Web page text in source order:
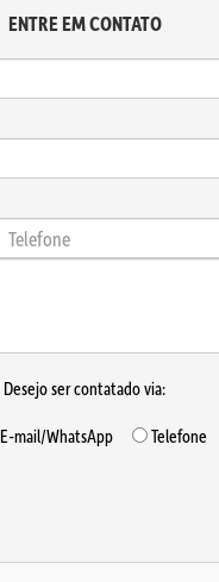
ENTRE EM CONTATO
Desejo ser contatado via:
E-mail/WhatsApp
Telefone